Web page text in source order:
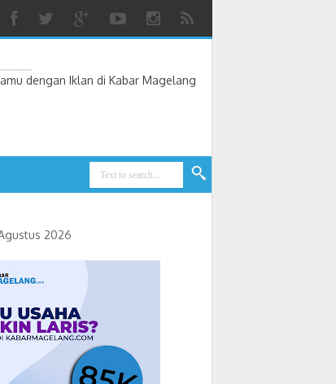
dengan Iklan di Kabar Magelang
2026